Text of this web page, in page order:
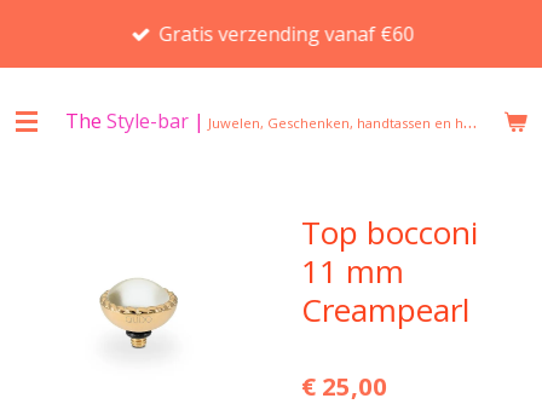
de
Gratis verzending vanaf €60
The Style-bar | Juwelen, Geschenken, handtassen en huisgeuren in Beveren
Top bocconi
11 mm
Creampearl
€ 25,00